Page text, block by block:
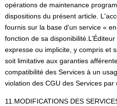
opérations de maintenance
dispositions du présent article.
fournis sur la base d'un service «
fonction de sa
expresse ou implicite, y compris et
soit limitative aux garanties
compatibilité des Services à un
violation des CGU des Services par
11.MODIFICATIONS DES